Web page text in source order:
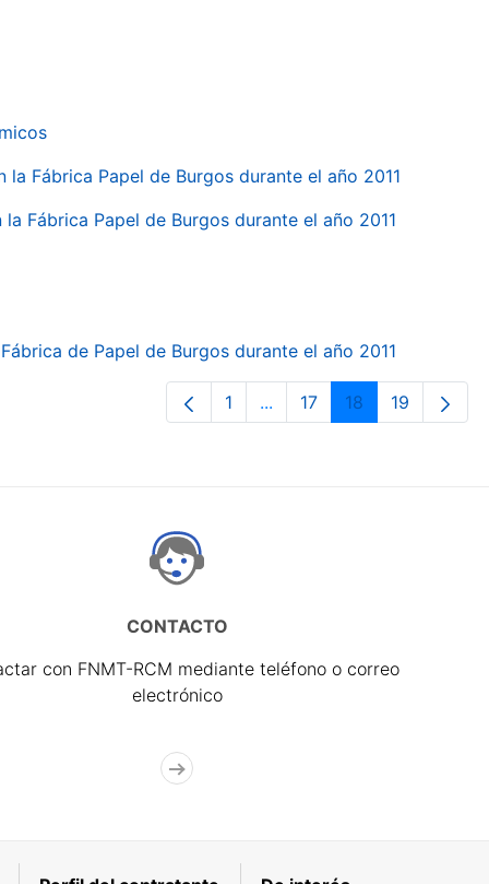
Fábrica Papel de Burgos durante el año 2011
Fábrica Papel de Burgos durante el año 2011
de Papel de Burgos durante el año 2011
Página
1 ...Páginas intermedias Use
Página
17 Página
18 Página
19
CONTACTO
con FNMT-RCM mediante teléfono o correo
electrónico